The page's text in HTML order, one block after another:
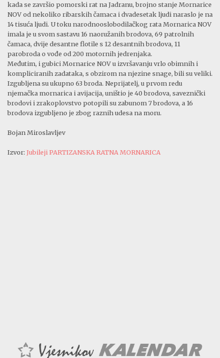
kada se završio pomorski rat na Jadranu, brojno stanje Mornarice
NOV od nekoliko ribarskih čamaca i dvadesetak ljudi naraslo je na
14 tisuća ljudi. U toku narodnooslobodilačkog rata Mornarica NOV
imala je u svom sastavu 16 naoružanih brodova, 69 patrolnih
čamaca, dvije desantne flotile s 12 desantnih brodova, 11
parobroda o vođe od 200 motornih jedrenjaka.
Međutim, i gubici Mornarice NOV u izvršavanju vrlo obimnih i
kompliciranih zadataka, s obzirom na njezine snage, bili su veliki.
Izgubljena su ukupno 63 broda. Neprijatelj, u prvom redu
njemačka mornarica i avijacija, uništio je 40 brodova, saveznički
brodovi i zrakoplovstvo potopili su zabunom 7 brodova, a 16
brodova izgubljeno je zbog raznih udesa na moru.
Bojan Miroslavljev
Izvor: Jubileji PARTIZANSKA RATNA MORNARICA